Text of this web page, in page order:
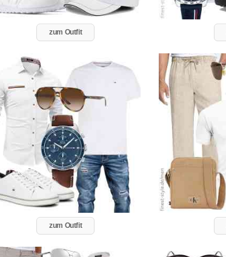
zum Outfit
zum Outfit